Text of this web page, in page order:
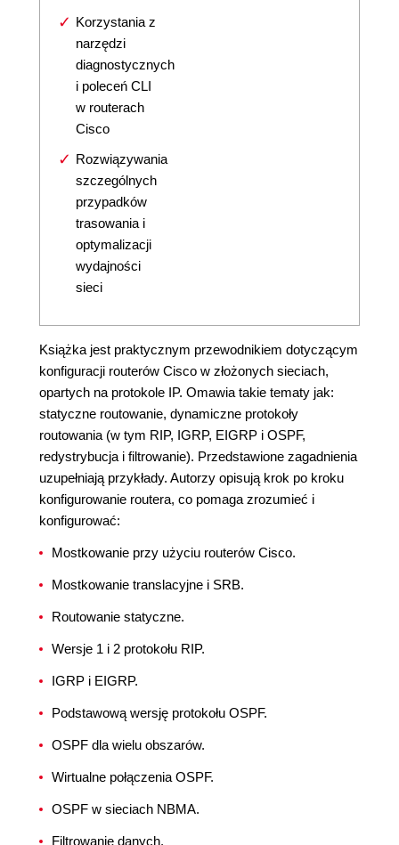
Korzystania z
narzędzi
diagnostycznych
i poleceń CLI
w routerach
Cisco
Rozwiązywania
szczególnych
przypadków
trasowania i
optymalizacji
wydajności
sieci
Książka jest praktycznym przewodnikiem dotyczącym
konfiguracji routerów Cisco w złożonych sieciach,
opartych na protokole IP. Omawia takie tematy jak:
statyczne routowanie, dynamiczne protokoły
routowania (w tym RIP, IGRP, EIGRP i OSPF,
redystrybucja i filtrowanie). Przedstawione zagadnienia
uzupełniają przykłady. Autorzy opisują krok po kroku
konfigurowanie routera, co pomaga zrozumieć i
konfigurować:
Mostkowanie przy użyciu routerów Cisco.
Mostkowanie translacyjne i SRB.
Routowanie statyczne.
Wersje 1 i 2 protokołu RIP.
IGRP i EIGRP.
Podstawową wersję protokołu OSPF.
OSPF dla wielu obszarów.
Wirtualne połączenia OSPF.
OSPF w sieciach NBMA.
Filtrowanie danych.